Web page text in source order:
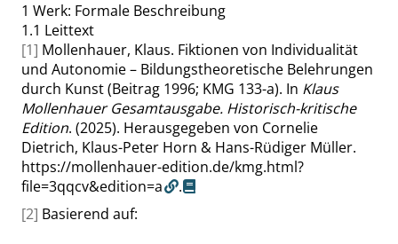
1 Werk: Formale Beschreibung
1.1 Leittext
[1] Mollenhauer, Klaus. Fiktionen von Individualität
und Autonomie – Bildungstheoretische Belehrungen
durch Kunst (Beitrag 1996; KMG 133-a). In Klaus
Mollenhauer Gesamtausgabe. Historisch-kritische
Edition. (2025). Herausgegeben von Cornelie
Dietrich, Klaus-Peter Horn & Hans-Rüdiger Müller.
https://mollenhauer-edition.de/kmg.html?
file=3qqcv&edition=a
.
[2] Basierend auf: